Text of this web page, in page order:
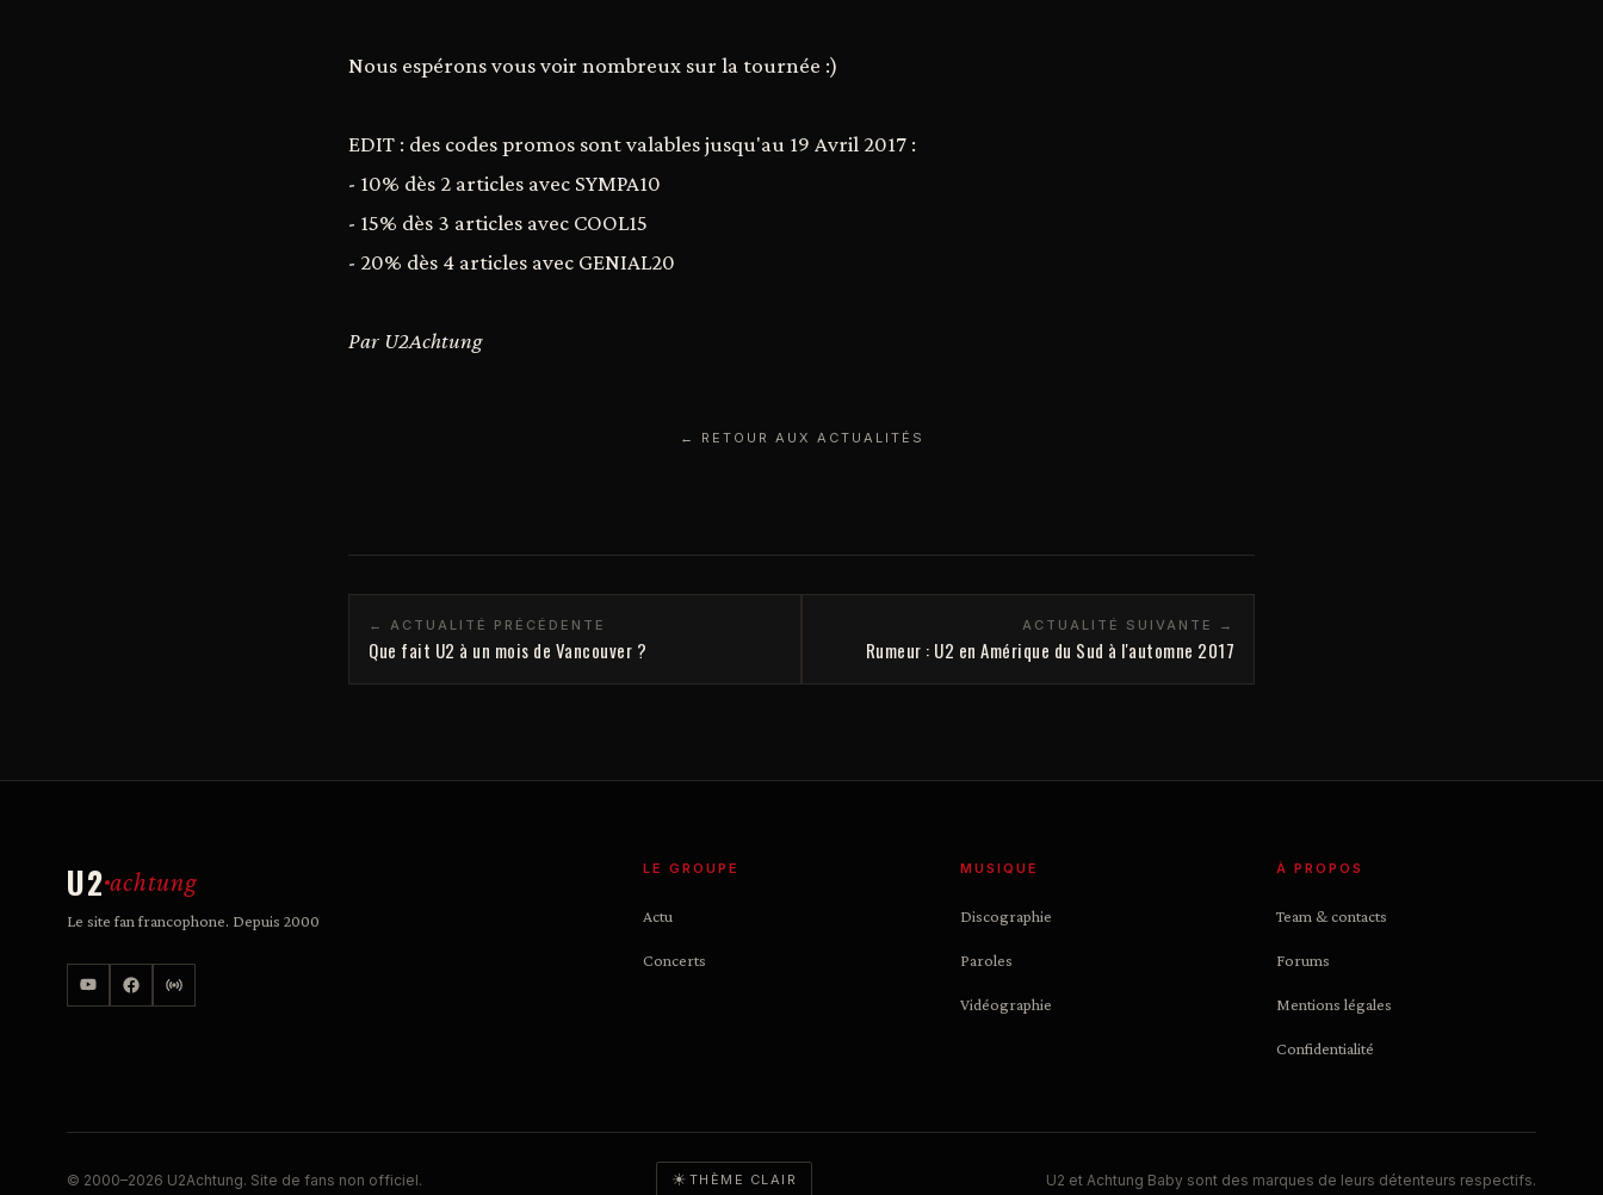
Nous espérons vous voir nombreux sur la tournée :)
EDIT : des codes promos sont valables jusqu'au 19 Avril 2017 :
- 10% dès 2 articles avec SYMPA10
- 15% dès 3 articles avec COOL15
- 20% dès 4 articles avec GENIAL20
Par U2Achtung
← RETOUR AUX ACTUALITÉS
← ACTUALITÉ PRÉCÉDENTE
Que fait U2 à un mois de Vancouver ?
ACTUALITÉ SUIVANTE →
Rumeur : U2 en Amérique du Sud à l'automne 2017
U2 achtung
Le site fan francophone. Depuis 2000
LE GROUPE
Actu
Concerts
MUSIQUE
Discographie
Paroles
Vidéographie
À PROPOS
Team & contacts
Forums
Mentions légales
Confidentialité
© 2000–2026 U2Achtung. Site de fans non officiel. ☀ THÈME CLAIR U2 et Achtung Baby sont des marques de leurs détenteurs respectifs.